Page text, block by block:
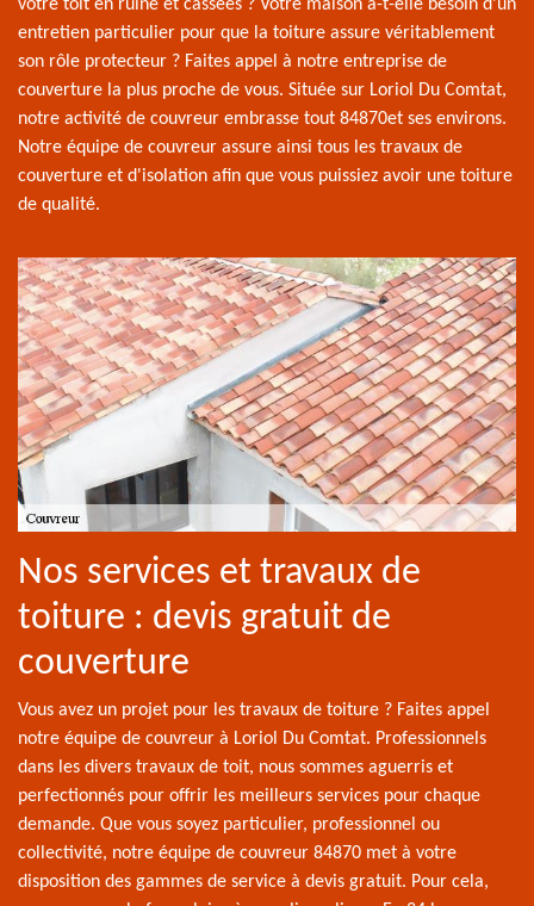
votre toit en ruine et cassées ? Votre maison a-t-elle besoin d'un
entretien particulier pour que la toiture assure véritablement
son rôle protecteur ? Faites appel à notre entreprise de
couverture la plus proche de vous. Située sur Loriol Du Comtat,
notre activité de couvreur embrasse tout 84870et ses environs.
Notre équipe de couvreur assure ainsi tous les travaux de
couverture et d'isolation afin que vous puissiez avoir une toiture
de qualité.
Nos services et travaux de
toiture : devis gratuit de
couverture
Vous avez un projet pour les travaux de toiture ? Faites appel
notre équipe de couvreur à Loriol Du Comtat. Professionnels
dans les divers travaux de toit, nous sommes aguerris et
perfectionnés pour offrir les meilleurs services pour chaque
demande. Que vous soyez particulier, professionnel ou
collectivité, notre équipe de couvreur 84870 met à votre
disposition des gammes de service à devis gratuit. Pour cela,